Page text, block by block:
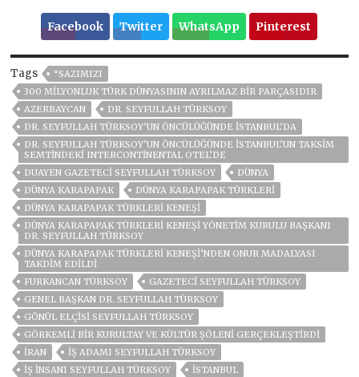
Facebook Twitter WhatsApp Pinterest
Tags
“SAZIMIZI
300 MILYONLUK TÜRK DÜNYASININ AYRILMAZ BIR PARÇASIDIR
AZERBAYCAN
DR. SEYFULLAH TÜRKSOY
DR. SEYFULLAH TÜRKSOY’UN ÖNCÜLÜĞÜNDE İSTANBUL’DA
DR. SEYFULLAH TÜRKSOY’UN ÖNCÜLÜĞÜNDE İSTANBUL’UN TAKSIM
SEMTINDEKI INTERCONTINENTAL OTEL’DE
DUAYEN GAZETECI SEYFULLAH TÜRKSOY
DÜNYA
DÜNYA KARAPAPAK
DÜNYA KARAPAPAK TÜRKLERI
DÜNYA KARAPAPAK TÜRKLERI KENEŞI
DÜNYA KARAPAPAK TÜRKLERI KENEŞI YÖNETIM KURULU BAŞKANI
DR. SEYFULLAH TÜRKSOY
DÜNYA KARAPAPAK TÜRKLERI KENEŞI’NDEN ONUR MADALYASI
TAKDIM EDILDI
FURKANCAN TÜRKSOY
GAZETECI SEYFULLAH TÜRKSOY
GENEL BAŞKAN DR. SEYFULLAH TÜRKSOY
GÖNÜL ELÇİSİ SEYFULLAH TÜRKSOY
GÖRKEMLI BIR KURULTAY VE KÜLTÜR ŞÖLENI GERÇEKLEŞTIRDI
IRAN
IŞ ADAMI SEYFULLAH TÜRKSOY
IŞ INSANI SEYFULLAH TÜRKSOY
ISTANBUL